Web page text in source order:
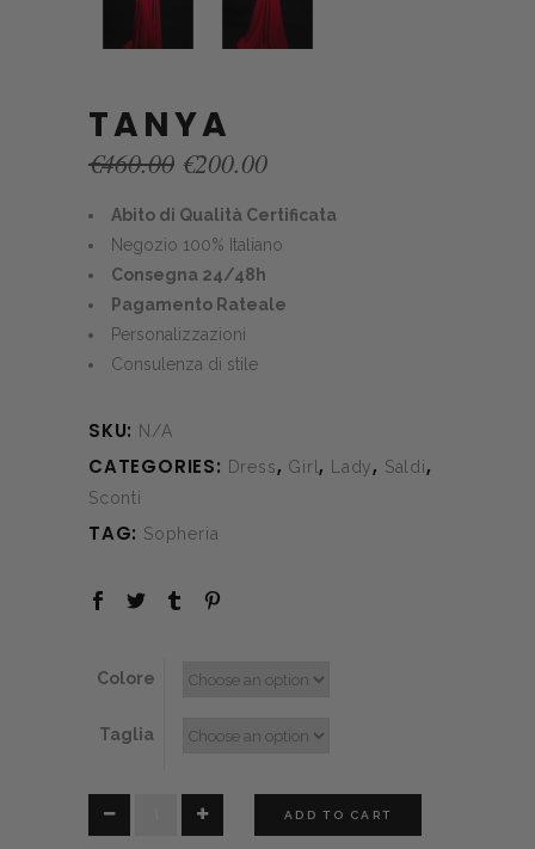
TANYA
€460.00 Original
was:
€460.00.
€200.00Current
is:
€200.00.
Abito di Qualità Certificata
Negozio 100% Italiano
Consegna 24/48h
Pagamento Rateale
Personalizzazioni
Consulenza di stile
SKU: N/A
CATEGORIES: Dress, Girl , Lady, Saldi,
Sconti
TAG: Sopheria
Colore
Taglia
quantity
ADD TO CART